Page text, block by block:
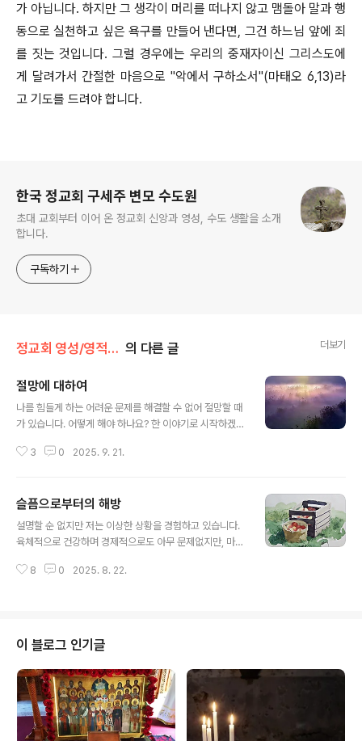
가 아닙니다. 하지만 그 생각이 머리를 떠나지 않고 맴돌아 말과 행
동으로 실천하고 싶은 욕구를 만들어 낸다면, 그건 하느님 앞에 죄
를 짓는 것입니다. 그럴 경우에는 우리의 중재자이신 그리스도에
게 달려가서 간절한 마음으로 "악에서 구하소서"(마태오 6,13)라
고 기도를 드려야 합니다.
한국 정교회 구세주 변모 수도원
초대 교회부터 이어 온 정교회 신앙과 영성, 수도 생활을 소개
합니다.
구독하기
정교회 영성/영적 아버지에게 듣다 의 다른 글 더보기
절망에 대하여
나를 힘들게 하는 어려운 문제를 해결할 수 없어 절망할 때
가 있습니다. 어떻게 해야 하나요? 한 이야기로 시작하겠습
키우고 있었습니다. 그러면서 어려운 시기마다 아이를 위
하신 하느님이시다. 그분은 어느 누구도 그냥 방치하시지
않는단다, 걱정하지 말거라."착한 아이는 이 말을 믿고 문제
가 생길 때마다 그리스도의 성화 앞에서 무릎 꿇고 모든 문
다가 집으로 돌아왔는데, 엄마가 울고 있는 것을 보았습니
3 0 2025. 9. 21.
슬픔으로부터의 해방
설명할 순 없지만 저는 이상한 상황을 경험하고 있습니다.
육체적으로 건강하며 경제적으로도 아무 문제없지만, 마음
은 곳으로 여행도 다니며 즐기면서 생활하고 있지만 슬픔
디 있겠습니까? 그러나 세속적인 상심은 죽음을 가져올 뿐
입니다."(고린토 후 7,10)라고 두 종류의 슬픔, 상심에 대해
말씀하십니다. 하느님의 뜻에 따른 상심은 죄를 지어 하느
님의 사랑에 반대되는 행동을 하였을 때 느끼는 것입니다.
이 슬픔은 우리를 회개로 이끌고, 우리가 회개하면 하느님
께서는 그 슬픔을 기쁨으로 바꿔서..
8 0 2025. 8. 22.
이 블로그 인기글